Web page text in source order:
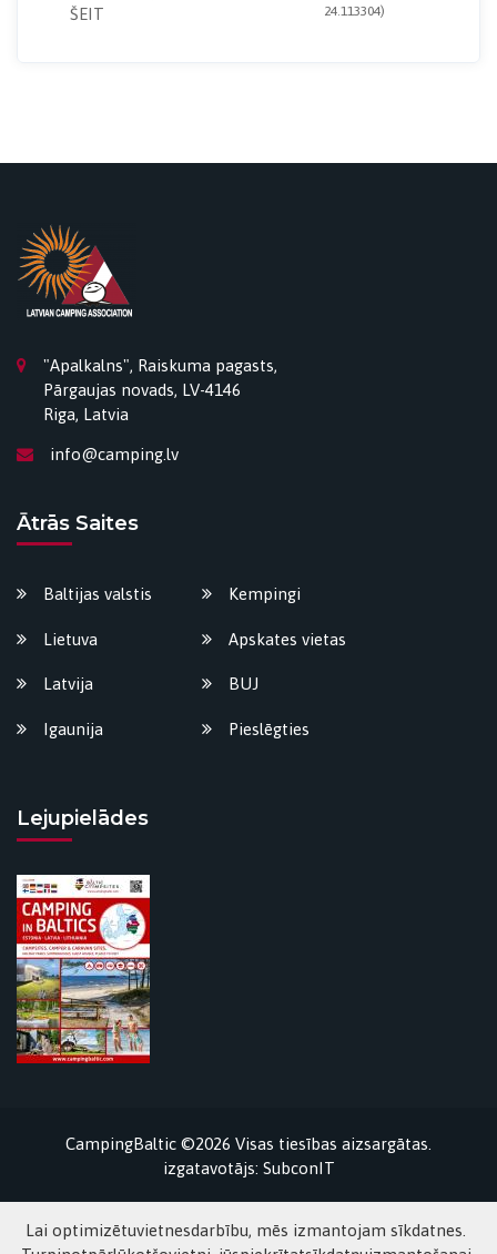
ŠEIT
24.113304)
"Apalkalns", Raiskuma pagasts,
Pārgaujas novads, LV-4146
Riga, Latvia
info@camping.lv
Ātrās Saites
Baltijas valstis
Lietuva
Latvija
Igaunija
Kempingi
Apskates vietas
BUJ
Pieslēgties
Lejupielādes
CampingBaltic ©2026 Visas tiesības aizsargātas.
izgatavotājs: SubconIT
Lai optimizētuvietnesdarbību, mēs izmantojam sīkdatnes.